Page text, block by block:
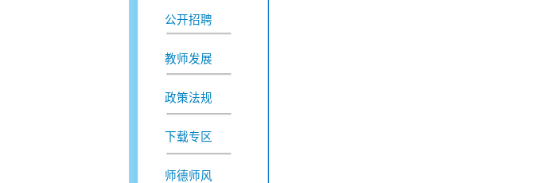
公开招聘
教师发展
政策法规
下载专区
师德师风